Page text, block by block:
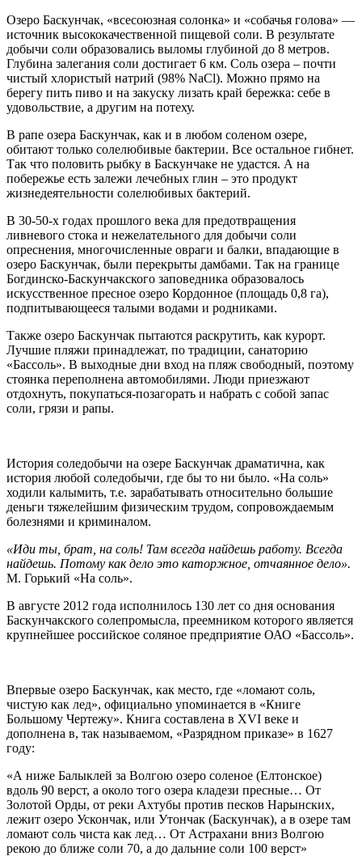
Озеро Баскунчак, «всесоюзная солонка» и «собачья голова» —
источник высококачественной пищевой соли. В результате
добычи соли образовались выломы глубиной до 8 метров.
Глубина залегания соли достигает 6 км. Соль озера – почти
чистый хлористый натрий (98% NaCl). Можно прямо на
берегу пить пиво и на закуску лизать край бережка: себе в
удовольствие, а другим на потеху.
В рапе озера Баскунчак, как и в любом соленом озере,
обитают только солелюбивые бактерии. Все остальное гибнет.
Так что половить рыбку в Баскунчаке не удастся. А на
побережье есть залежи лечебных глин – это продукт
жизнедеятельности солелюбивых бактерий.
В 30-50-х годах прошлого века для предотвращения
ливневого стока и нежелательного для добычи соли
опреснения, многочисленные овраги и балки, впадающие в
озеро Баскунчак, были перекрыты дамбами. Так на границе
Богдинско-Баскунчакского заповедника образовалось
искусственное пресное озеро Кордонное (площадь 0,8 га),
подпитывающееся талыми водами и родниками.
Также озеро Баскунчак пытаются раскрутить, как курорт.
Лучшие пляжи принадлежат, по традиции, санаторию
«Бассоль». В выходные дни вход на пляж свободный, поэтому
стоянка переполнена автомобилями. Люди приезжают
отдохнуть, покупаться-позагорать и набрать с собой запас
соли, грязи и рапы.
История соледобычи на озере Баскунчак драматична, как
история любой соледобычи, где бы то ни было. «На соль»
ходили калымить, т.е. зарабатывать относительно большие
деньги тяжелейшим физическим трудом, сопровождаемым
болезнями и криминалом.
«Иди ты, брат, на соль! Там всегда найдешь работу. Всегда
найдешь. Потому как дело это каторжное, отчаянное дело».
М. Горький «На соль».
В августе 2012 года исполнилось 130 лет со дня основания
Баскунчакского солепромысла, преемником которого является
крупнейшее российское соляное предприятие ОАО «Бассоль».
Впервые озеро Баскунчак, как место, где «ломают соль,
чистую как лед», официально упоминается в «Книге
Большому Чертежу». Книга составлена в XVI веке и
дополнена в, так называемом, «Разрядном приказе» в 1627
году:
«А ниже Балыклей за Волгою озеро соленое (Елтонское)
вдоль 90 верст, а около того озера кладези пресные… От
Золотой Орды, от реки Ахтубы против песков Нарынских,
лежит озеро Ускончак, или Утончак (Баскунчак), а в озере там
ломают соль чиста как лед… От Астрахани вниз Волгою
рекою до ближе соли 70, а до дальние соли 100 верст»